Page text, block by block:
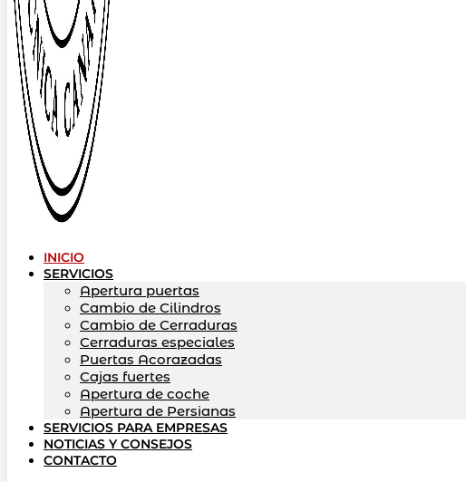
INICIO
SERVICIOS
Apertura puertas
Cambio de Cilindros
Cambio de Cerraduras
Cerraduras especiales
Puertas Acorazadas
Cajas fuertes
Apertura de coche
Apertura de Persianas
SERVICIOS PARA EMPRESAS
NOTICIAS Y CONSEJOS
CONTACTO